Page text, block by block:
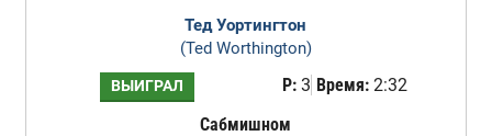
Тед Уортингтон
(Ted Worthington)
ВЫИГРАЛ Р:3 Время:2:32
Сабмишном